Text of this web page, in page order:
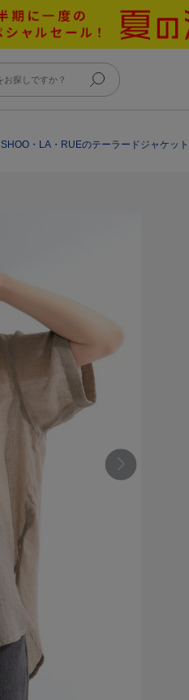
SHOO・LA・RUEのテーラードジャケット